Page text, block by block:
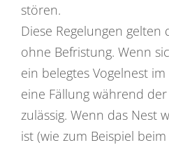
stören.
Diese Regelungen gelten
ohne Befristung. Wenn
ein belegtes Vogelnest
eine Fällung während
zulässig. Wenn das Nest
ist (wie zum Beispiel